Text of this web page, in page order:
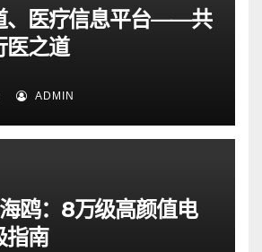
、医疗信息平台——共
医之道
ADMIN
鸥：8万级高颜值电
指南